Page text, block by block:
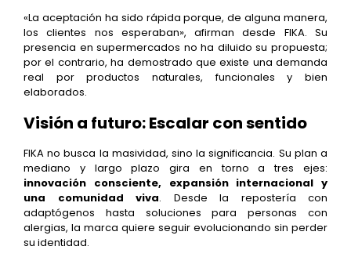
«La aceptación ha sido rápida porque, de alguna manera,
los clientes nos esperaban», afirman desde FIKA. Su
presencia en supermercados no ha diluido su propuesta;
por el contrario, ha demostrado que existe una demanda
real por productos naturales, funcionales y bien
elaborados.
Visión a futuro: Escalar con sentido
FIKA no busca la masividad, sino la significancia. Su plan a
mediano y largo plazo gira en torno a tres ejes:
innovación consciente, expansión internacional y
una comunidad viva. Desde la repostería con
adaptógenos hasta soluciones para personas con
alergias, la marca quiere seguir evolucionando sin perder
su identidad.